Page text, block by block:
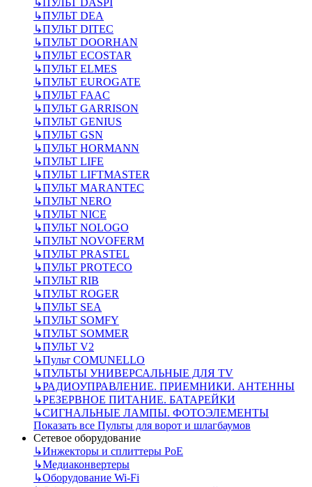
↳ПУЛЬТ DASPI
↳ПУЛЬТ DEA
↳ПУЛЬТ DITEC
↳ПУЛЬТ DOORHAN
↳ПУЛЬТ ECOSTAR
↳ПУЛЬТ ELMES
↳ПУЛЬТ EUROGATE
↳ПУЛЬТ FAAC
↳ПУЛЬТ GARRISON
↳ПУЛЬТ GENIUS
↳ПУЛЬТ GSN
↳ПУЛЬТ HORMANN
↳ПУЛЬТ LIFE
↳ПУЛЬТ LIFTMASTER
↳ПУЛЬТ MARANTEC
↳ПУЛЬТ NERO
↳ПУЛЬТ NICE
↳ПУЛЬТ NOLOGO
↳ПУЛЬТ NOVOFERM
↳ПУЛЬТ PRASTEL
↳ПУЛЬТ PROTECO
↳ПУЛЬТ RIB
↳ПУЛЬТ ROGER
↳ПУЛЬТ SEA
↳ПУЛЬТ SOMFY
↳ПУЛЬТ SOMMER
↳ПУЛЬТ V2
↳Пульт СOMUNELLO
↳ПУЛЬТЫ УНИВЕРСАЛЬНЫЕ ДЛЯ TV
↳РАДИОУПРАВЛЕНИЕ. ПРИЕМНИКИ. АНТЕННЫ
↳РЕЗЕРВНОЕ ПИТАНИЕ. БАТАРЕЙКИ
↳СИГНАЛЬНЫЕ ЛАМПЫ. ФОТОЭЛЕМЕНТЫ
Показать все Пульты для ворот и шлагбаумов
Сетевое оборудование
↳Инжекторы и сплиттеры РоЕ
↳Медиаконвертеры
↳Оборудование Wi-Fi